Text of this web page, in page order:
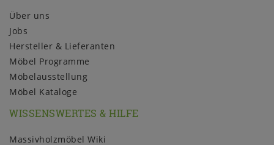
Über uns
Jobs
Hersteller & Lieferanten
Möbel Programme
Möbelausstellung
Möbel Kataloge
WISSENSWERTES & HILFE
Massivholzmöbel Wiki